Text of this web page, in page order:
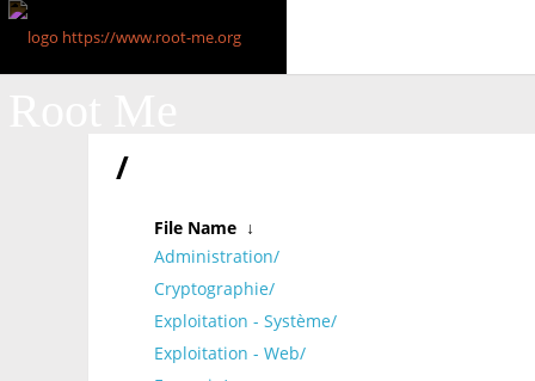
/
File Name ↓
Administration/
Cryptographie/
Exploitation - Système/
Exploitation - Web/